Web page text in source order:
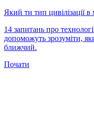
Який ти тип цивілізації
14 запитань про
допоможуть зрозуміти,
ближчий.
Почати